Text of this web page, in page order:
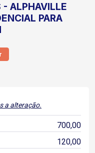
- ALPHAVILLE
PARA
a alteração.
700,00
120,00